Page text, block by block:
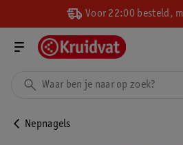
Voor 22:00 besteld,
Nepnagels